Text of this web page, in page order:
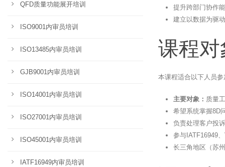
提升跨部门协作
建立以数据为驱
课程对
本课程适合以下人员参
主要对象： 质量
希望系统掌握8D
负责处理客户投
参与IATF16949
长三角地区（苏
QFD质量功能展开培训
ISO9001内审员培训
ISO13485内审员培训
GJB9001内审员培训
ISO14001内审员培训
ISO27001内审员培训
ISO45001内审员培训
IATF16949内审员培训